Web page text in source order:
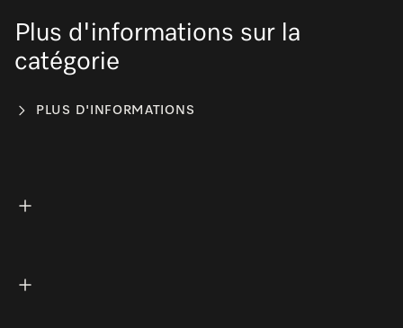
Plus d'informations sur la
catégorie
PLUS D'INFORMATIONS